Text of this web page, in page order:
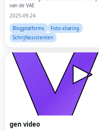
van de VAE
2025-09-24
Blogplatforms
Foto-sharing
Schrijfassistenten
gen video